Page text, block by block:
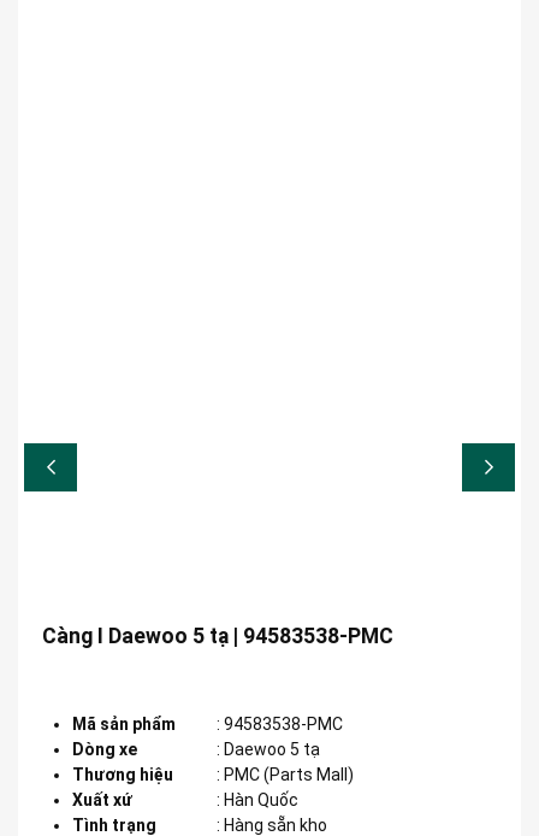
Càng I Daewoo 5 tạ | 94583538-PMC
Mã sản phẩm : 94583538-PMC
Dòng xe
: Daewoo 5 tạ
Thương hiệu
: PMC (Parts Mall)
Xuất xứ
: Hàn Quốc
Tình trạng
: Hàng sẵn kho